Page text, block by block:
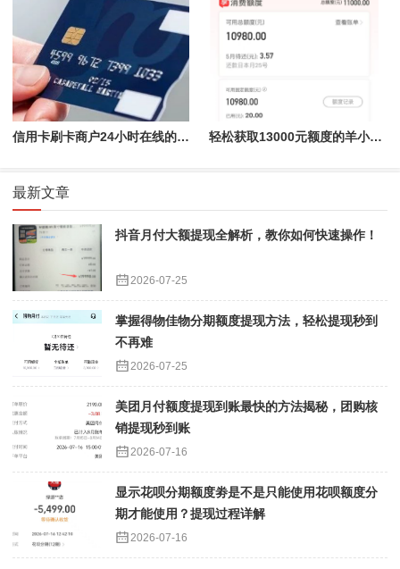
信用卡刷卡商户24小时在线的优势——随时更换，秒到账 轻松获取13000元额度的羊小咩便荔卡包额度，购物出售秒提现！
最新文章
抖音月付大额提现全解析，教你如何快速操作！
2026-07-25
掌握得物佳物分期额度提现方法，轻松提现秒到
不再难
2026-07-25
美团月付额度提现到账最快的方法揭秘，团购核
销提现秒到账
2026-07-16
显示花呗分期额度劵是不是只能使用花呗额度分
期才能使用？提现过程详解
2026-07-16